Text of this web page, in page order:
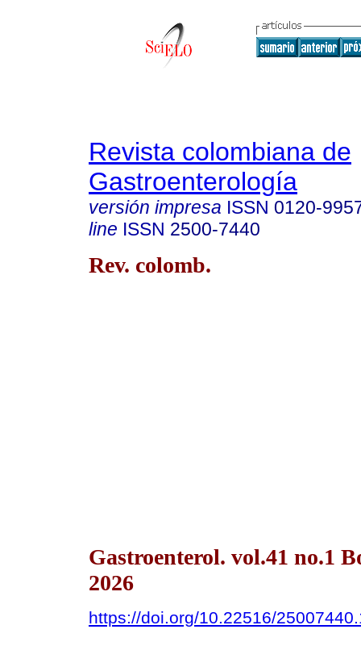
Revista colombiana de
Gastroenterología
versión impresa ISSN 0120-
line ISSN 2500-7440
Rev. colomb.
Gastroenterol. vol.41 no.1
2026
https://doi.org/10.22516/